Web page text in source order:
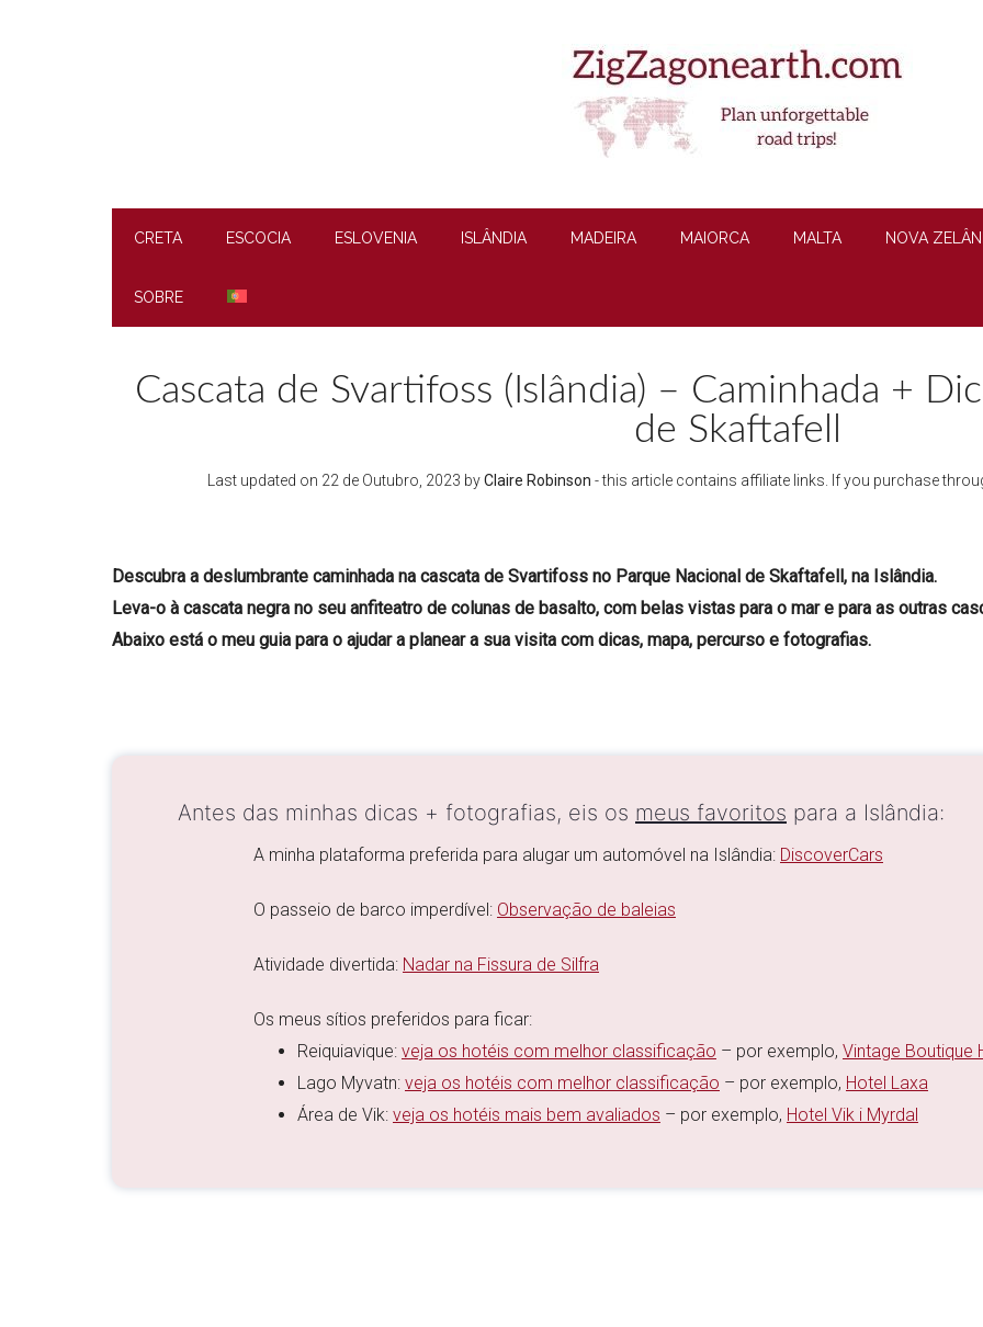
CRETA ESCOCIA ESLOVENIA ISLÂNDIA MADEIRA MAIORCA MALTA NOVA
SOBRE
Cascata de Svartifoss (Islândia) – Caminhada +
de Skaftafell
Last updated on 22 de Outubro, 2023 byClaire Robinson - this article contains affiliate links. If you purchase
Descubra a deslumbrante caminhada na cascata de Svartifoss no Parque Nacional de Skaftafell, na Islândia.
Leva-o à cascata negra no seu anfiteatro de colunas de basalto, com belas vistas para o mar e para as outras
Abaixo está o meu guia para o ajudar a planear a sua visita com dicas, mapa, percurso e fotografias.
Antes das minhas dicas + fotografias, eis os meus favoritos para a Islândia:
A minha plataforma preferida para alugar um automóvel na Islândia: DiscoverCars
O passeio de barco imperdível: Observação de baleias
Atividade divertida: Nadar na Fissura de Silfra
Os meus sítios preferidos para ficar:
Reiquiavique: veja os hotéis com melhor classificação – por exemplo, Vintage Boutique
Lago Myvatn: veja os hotéis com melhor classificação – por exemplo, Hotel Laxa
Área de Vik: veja os hotéis mais bem avaliados – por exemplo, Hotel Vik i Myrdal